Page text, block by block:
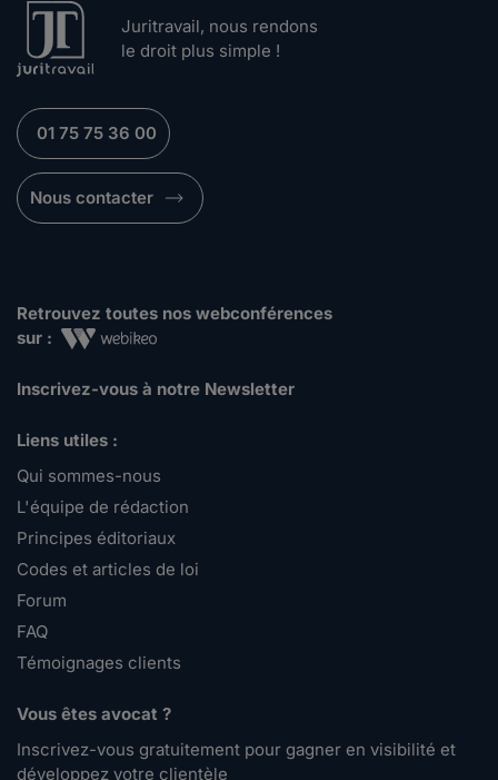
Juritravail, nous rendons
le droit plus simple !
01 75 75 36 00
Nous contacter
Retrouvez toutes nos webconférences
sur :
Inscrivez-vous à notre Newsletter
Liens utiles :
Qui sommes-nous
L'équipe de rédaction
Principes éditoriaux
Codes et articles de loi
Forum
FAQ
Témoignages clients
Vous êtes avocat ?
Inscrivez-vous gratuitement pour gagner en visibilité et
développez votre clientèle